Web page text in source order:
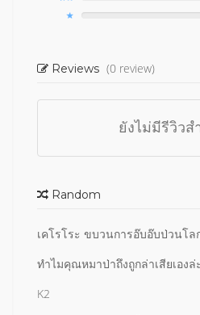
Reviews (0 review)
ยังไม่มีรีวิวส
Random
เคโรโระ ขบวนการอ๊บอ๊บป่วนโล
ทำไมคุณหมาป่าถึงถูกล่าเสียเองล่ะ
K2